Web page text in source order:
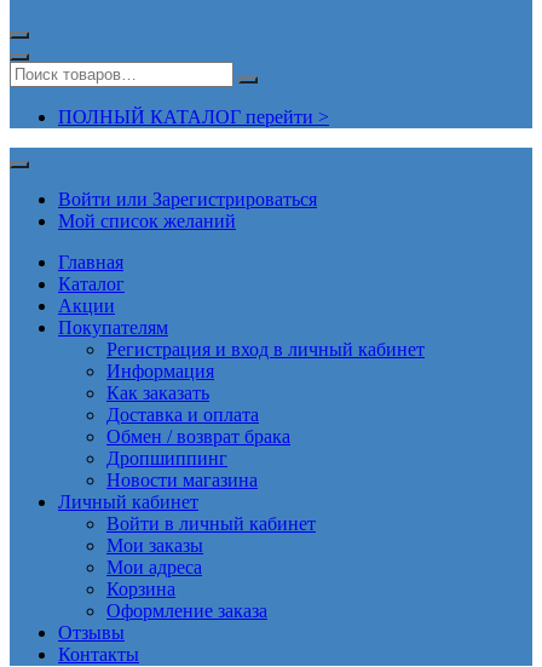
ПОЛНЫЙ КАТАЛОГ перейти >
Войти или Зарегистрироваться
Мой список желаний
Главная
Каталог
Акции
Покупателям
Регистрация и вход в личный кабинет
Информация
Как заказать
Доставка и оплата
Обмен / возврат брака
Дропшиппинг
Новости магазина
Личный кабинет
Войти в личный кабинет
Мои заказы
Мои адреса
Корзина
Оформление заказа
Отзывы
Контакты